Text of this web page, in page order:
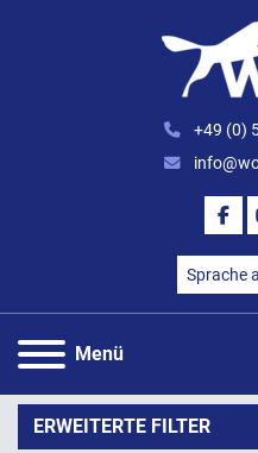
+49 (0)
Sprache
Menü
ERWEITERTE FILTER